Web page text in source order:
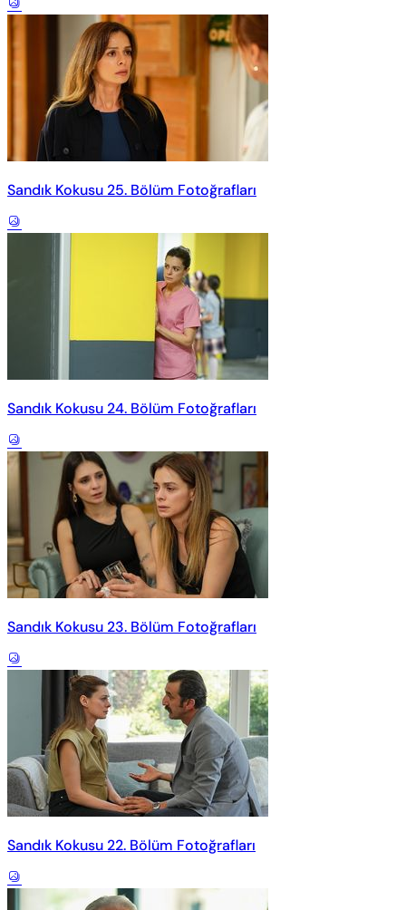
Sandık Kokusu 25. Bölüm Fotoğrafları
Sandık Kokusu 24. Bölüm Fotoğrafları
Sandık Kokusu 23. Bölüm Fotoğrafları
Sandık Kokusu 22. Bölüm Fotoğrafları